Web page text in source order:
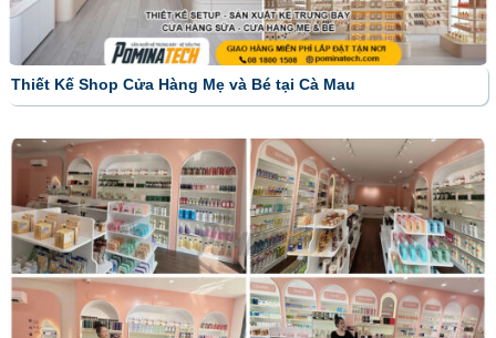
Thiết Kế Shop Cửa Hàng Mẹ và Bé tại Cà Mau